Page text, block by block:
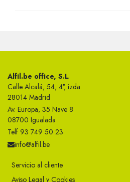
Alfil.be office, S.L
Calle Alcalá, 54, 4°, izda.
28014 Madrid
Av. Europa, 35 Nave 8
08700 Igualada
Telf 93 749 50 23
info@alfil.be
Servicio al cliente
Aviso Legal y Cookies